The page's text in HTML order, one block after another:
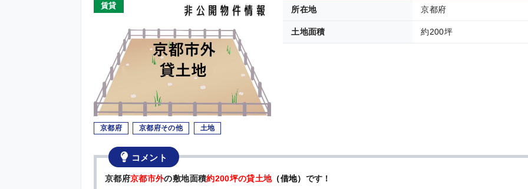
賃貸
京都府 京都府その他 土地
所在地 京都府
土地面積 約200坪
コメント
京都府京都市外の敷地面積約200坪の貸土地（借地） です！